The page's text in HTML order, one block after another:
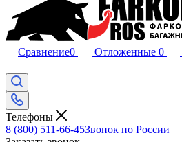
Сравнение0 Отложенные 0
Телефоны
8 (800) 511-66-45Звонок по России